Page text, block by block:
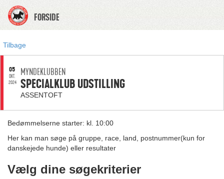
FORSIDE
Tilbage
05
OKT.
2024
MYNDEKLUBBEN
SPECIALKLUB UDSTILLING
ASSENTOFT
Bedømmelserne starter: kl. 10:00
Her kan man søge på gruppe, race, land, postnummer(kun for
danskejede hunde) eller resultater
Vælg dine søgekriterier